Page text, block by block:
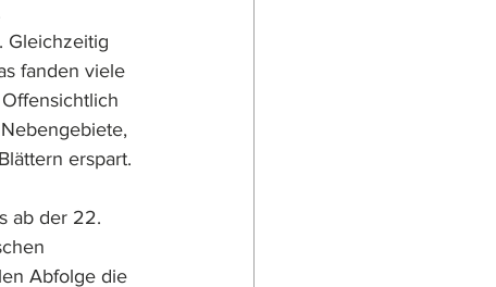
Gleichzeitig
fanden viele
erspart.
ab der 22.
Abfolge die